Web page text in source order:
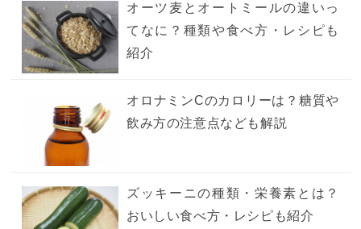
オーツ麦とオートミールの違いっ
てなに？種類や食べ方・レシピも
紹介
オロナミンCのカロリーは？糖質や
飲み方の注意点なども解説
ズッキーニの種類・栄養素とは？
おいしい食べ方・レシピも紹介